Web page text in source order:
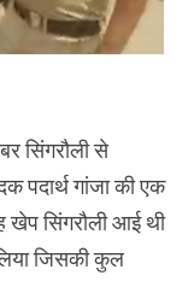
सिंगरौली से
पदार्थ गांजा की एक
सिंगरौली आई थी
जिसकी कुल